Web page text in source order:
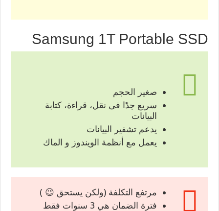
Samsung 1T Portable SSD
صغير الحجم
سريع جدًا فى نقل، قراءة، كتابة
البيانات
يدعم تشفير البيانات
يعمل مع أنظمة الويندوز و الماك
مرتفع التكلفة (ولكن يستحق 😉 )
فترة الضمان هي 3 سنوات فقط